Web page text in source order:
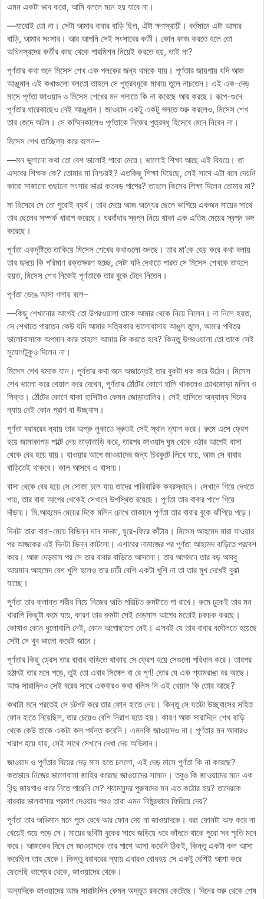
এমন একটা ভাব করো, আমি বললে মনে হয় যাবে না।
—যাবোই তো না। সেটা আমার বাবার বাড়ি ছিল, ঐটা ক্ষণস্থায়ী। বর্তমানে এটা আমার
বাড়ি, আমার সংসার। আর আপনি সেই সংসারের কর্তী। কোন কাজ করতে হলে তো
অধিনস্থদের কর্তীর কাছ থেকে পারমিশন নিয়েই করতে হয়, তাই না?
পূর্ণতার কথা শুনে মিসেস শেখ এক পলকের জন্য থমকে যায়। পূর্ণতার জায়গায় যদি আজ
আঞ্জুমান এই কথাগুলো বলতো তাহলে সে পুত্রবধূকে মাথায় তুলে নাচতেন। এই এক-দেড়
মাসে পূর্ণতা জাওয়াদ ও মিসেস শেখের মন গলাতে কি না করেছে আর করছে। রূপে-গুনে
পূর্ণতার ধারেকাছেও নেই আঞ্জুমান। জাওয়াদ একটু একটু গলতে শুরু করলেও, মিসেস শেখ
তার জেদে অটল। সে কস্মিনকালেও পূর্ণতাকে নিজের পুত্রবধূ হিসেবে মেনে নিবেন না।
মিসেস শেখ তাচ্ছিল্য করে বলেন–
—মন ভুলানো কথা তো বেশ ভালোই পারো মেয়ে। ভালোই শিক্ষা আছে এই বিষয়ে। তা
এসবের শিক্ষক কে? তোমার মা নিশ্চয়ই? এতকিছু শিক্ষা দিয়েছে, সেই সাথে এটা বলে দেয়নি
কারো সাজানো গুছানো সংসার ভাঙা কতবড় পাপের? তাহলে কিসের শিক্ষা দিলেন তোমার মা?
মা হিসেবে সে তো পুরোই ব্যর্থ। তার মেয়ে আজ অন্যের ছেলে ভাগিয়ে একজন মায়ের সাথে
তার ছেলের সম্পর্ক খারাপ করেছে। ঘরবাঁধার স্বপ্ন নিয়ে থাকা এক এতিম মেয়ের স্বপ্ন ভঙ্গ
করেছে।
পূর্ণতা একদৃষ্টিতে তাকিয়ে মিসেস শেখের কথাগুলো শুনছে। তার মা’কে হেয় করে কথা বলায়
তার হৃদয়ে কি পরিমাণ রক্তক্ষরণ হচ্ছে, সেটা যদি দেখাতে পারত সে মিসেস শেখকে তাহলে
হয়ত, মিসেস শেখ নিজেই পূর্ণতাকে তার বুকে টেনে নিতেন।
পূর্ণতা ভেঙে আসা গলায় বলে–
—কিছু শেখানোর আগেই তো উপরওয়ালা তাকে আমার থেকে নিয়ে নিলেন। না নিলে হয়ত,
সে শেখাতে পারতেন কেউ যদি আমার সত্যিকার ভালোবাসায় আঙুল তুলে, আমার পবিত্র
ভালোবাসাকে অপমান করে তাহলে আমায় কি করতে হবে? কিন্তু উপরওয়ালা তো তাকে সেই
সুযোগটুকুও দিলেন না।
মিসেস শেখ থমকে যান। পূর্নতার কথা শুনে অজান্তেই তার বুকটা ধক করে উঠেন। মিসেস
শেখ ভালো করে খেয়াল করে দেখেন, পূর্ণতার ঠোঁটের কোণে হাসি থাকলেও চোখজোড়া মলিন ও
সিক্ত। ঠোঁটের কোণে থাকা হাসিটাও কেমন জোড়াতালির। সেই হাসিতে অন্যান্য দিনের
ন্যায় নেই কোন প্রাণ বা উচ্ছ্বাস।
পূর্ণতা বরাবরের ন্যায় তার অশ্রু লুকাতে দ্রুতই সেই স্থান ত্যাগ করে। রুমে এসে ফ্রেশ
হয়ে জামাকাপড় পাল্টে নেয় তাড়াতাড়ি করে, তারপর জাওয়াদ ঘুম থেকে ওঠার আগেই বাসা
থেকে বের হয়ে যায়। যাওয়ার আগে জাওয়াদের জন্য চিরকুটে লিখে যায়, আজ সে বাবার
বাড়িতেই থাকবে। কাল আসবে এ বাসায়।
বাসা থেকে বের হয়ে সে সোজা চলে যায় তাদের পারিবারিক কবরস্থানে। সেখানে গিয়ে দেখতে
পায়, তার বাবা আগের থেকেই সেখানে উপস্থিত রয়েছে। পূর্ণতা তার বাবার পাশে গিয়ে
দাঁড়ায়। মি.আহমেদ মেয়ের দিকে মলিন চোখে তাকালে পূর্ণতা তার বাবার বুকে ঝাঁপিয়ে পড়ে।
দিনটা তারা বাবা-মেয়ে বিভিন্ন দান সদকা, ঘুরে-ফিরে কাঁটায়। মিসেস আহমেদ মারা যাওয়ার
পর আজকের এই দিনটা ভিন্ন কাটলো। এশারের নামাজের পর পূর্ণতা আহমেদ বাড়িতে প্রবেশ
করে। আজ দেড়মাস পর সে তার বাবার বাড়িতে আসলো। তার আগমনে তার বড় আব্বু
আয়মান আহমেদ বেশ খুশি হলেও তার চাচী বেশি একটা খুশি না তা তার মুখ দেখেই বুঝা
যাচ্ছে।
পূর্ণতা তার ক্লান্ত শরীর নিয়ে নিজের অতি পরিচিত রুমটাতে পা রাখে। রুমে ঢুকেই তার মন
খারাপি কিছুটা কমে যায়, কারণ তার রুমটা সেই দেড়মাস আগের মতোই চকচক করছে।
কোথাও কোন ধুলোবালি নেই, কোন অগোছালো নেই। এসবই যে তার বাবার বদৌলতে হয়েছে
সেটা সে খুব ভালো করেই জানে।
পূর্ণতার কিছু ড্রেস তার বাবার বাড়িতে থাকায় সে ফ্রেশ হয়ে সেগুলো পরিধান করে। তারপর
হঠাৎই তার মনে পড়ে, তুই তো এবার সিঙ্গেল বা রে পূর্ণ! তোর যে এক শ্যামরাঙা বর আছে।
আজ সারাদিনও সেই বরের সাথে একবারও কথা বলিস নি এই খেয়াল কি তাের আছে?
কথাটা মনে পরতেই সে চটপট করে তার ফোন হাতে নেয়। কিন্তু সে যতটা উচ্ছ্বাসের সহিত
ফোন হাতে নিয়েছিল, তার চেয়েও বেশি নিরাশ হতে হয়। কারণ আজ সারাদিনে শেখ বাড়ি
থেকে কেউ তাকে একটা কল পর্যন্ত করেনি। এমনকি জাওয়াদও না। পূর্ণতার মন আবারও
খারাপ হয়ে যায়, সেই সাথে সেখানে দেখা দেয় অভিমান।
জাওয়াদ ও পূর্ণতার বিয়ের দেড় মাস হতে চললো, এই দেড় মাসে পূর্ণতা কি না করেছে?
কতভাবে নিজের ভালোবাসা জাহির করেছে জাওয়াদের সামনে। তবুও কি জাওয়াদের মনে এক
বিন্দু জায়গাও করে নিতে পারেনি সে? শ্যামসুন্দর পুরুষদের মন এত কঠোর হয়? তাদেরকে
বারবার ভালবাসার প্রমাণ দেওয়ার পরও তারা এমন নিষ্ঠুরভাবে ফিরিয়ে দেয়?
পূর্ণতা তার অভিমান মনে পুষে রেখে আর ফোন দেয় না জাওয়াদকে। বরং ফোনটা অফ করে না
খেয়েই শুয়ে পড়ে সে। মায়ের ছবিটা বুকের সাথে জড়িয়ে ধরে কাঁদতে থাকে পুরো সব স্মৃতি মনে
করে। আজকের দিনে সে জাওয়াদকে তার পাশে আসা করেনি ঠিকই, কিন্তু একটা কল আসা
করেছিল তার থেকে। কিন্তু বরাবরের ন্যায় এবারও বোধহয় সে একটু বেশিই আশা করে
ফেলেছি ভাগ্যের থেকে, জাওয়াদের থেকে।
অন্যদিকে জাওয়াদের আজ সারাটাদিন কেমন অদ্ভুত রকমের কেটেছে। দিনের শুরু থেকে শেষ